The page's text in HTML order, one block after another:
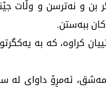
بن و نەترسن و وڵات
ببەستن.
کراوە، کە بە
ئەمڕۆ داوای